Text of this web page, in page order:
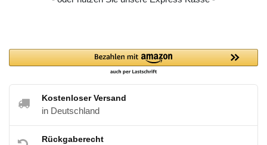
Kostenloser Versand
in Deutschland
Rückgaberecht